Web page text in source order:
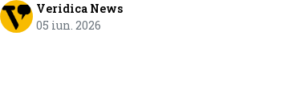
Veridica News
05 iun. 2026